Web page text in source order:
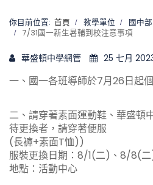
你目前位置: 首頁 教學單位 國中部
7/31國一新生暑輔到校注意事項
華盛頓中學網管 25 七月
一、國一各班導師於7月26日起
二、請穿著素面運動鞋、華盛頓
待更換者，請穿著便服
(長褲+素面T恤))
服裝更換日期：8/1(二)、8/8(
地點：活動中心